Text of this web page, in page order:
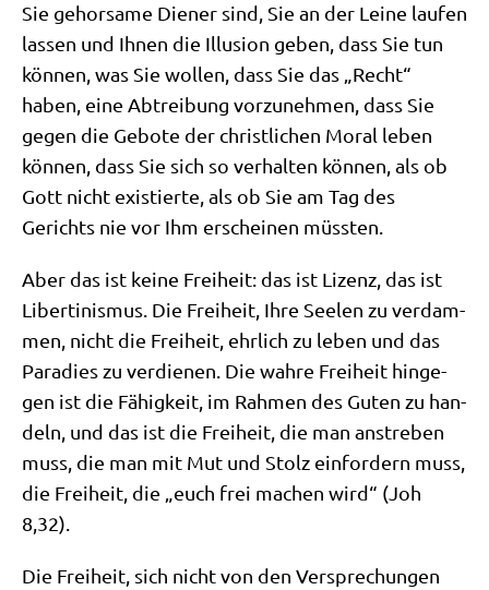
Sie gehor­sa­me Die­ner sind, Sie an der Lei­ne lau­fen
las­sen und Ihnen die Illu­si­on geben, dass Sie tun
kön­nen, was Sie wol­len, dass Sie das „Recht“
haben, eine Abtrei­bung vor­zu­neh­men, dass Sie
gegen die Gebo­te der christ­li­chen Moral leben
kön­nen, dass Sie sich so ver­hal­ten kön­nen, als ob
Gott nicht exi­stier­te, als ob Sie am Tag des
Gerichts nie vor Ihm erschei­nen müssten.
Aber das ist kei­ne Frei­heit: das ist Lizenz, das ist
Liber­ti­nis­mus. Die Frei­heit, Ihre See­len zu ver­dam­
men, nicht die Frei­heit, ehr­lich zu leben und das
Para­dies zu ver­die­nen. Die wah­re Frei­heit hin­ge­
gen ist die Fähig­keit, im Rah­men des Guten zu han­
deln, und das ist die Frei­heit, die man anstre­ben
muss, die man mit Mut und Stolz ein­for­dern muss,
die Frei­heit, die „euch frei machen wird“ (Joh
8,32).
Die Frei­heit, sich nicht von den Ver­spre­chun­gen